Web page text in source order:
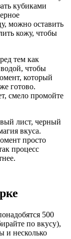
кубиками
можно оставить
кожу, чтобы
тем как
чтобы
который
готово.
смело промойте
лист, черный
вкуса.
просто
процесс
500
по вкусу),
и несколько